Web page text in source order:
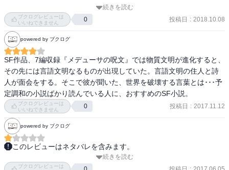
好きなのは「メデューサの呪文」かな。
物質文明を捨てた種族というはなしは良くあるけど、その先が言語
文明というのはなかなか面白い。
言語兵器というガジェットもいくらでも広げられそうで楽しい。
「呪法宇宙 カルシバの煉獄」というSFで、「感染」した敵の使う
「呪文」を聞くとその人間も感染してしまう話がありました。
宇宙中に広がってしまうかも知れない、という怖さがよく似てま
す。
「象られた力」も通じるところがありますね。
あと「食前絶後」の言葉とか。
説教くさい、と解説でも言われているのはいつも通り。
説教というよりは愚痴っぽい。
このへんはやっぱりちょっと好きになれない山本弘っぽさです。
主人公たちのおっさんくさい性格も今ひとつ好きになれないし、
デューサの呪文」など、相互理解や時空を超えた不変のもの、揺る
ぎない感情についての短編集。タイムスリップあり、宇宙船ありと
ガジェット類も魅力的で、登場する異星人がどこか怪獣ぽいのも山
本作品ならではかな、と思います。
続きを読む
ブクログレビューは
いいねできません
0 投稿日 : 2018.10.08
powered by ブクログ
SF作品、7編収録『メデューサの呪文』では物質文明が進化すると、
その先には言語文明なるものが出現していた。言語文明の住人と詩
人が面会をする。そこで彼が聞いた、世界を破壊する言葉とは･･･予
定調和の小説ばかり読んでいる人に、おすすめのSF小説。
ブクログレビューは
いいねできません
0 投稿日 : 2017.11.12
powered by ブクログ
このレビューはネタバレを含みます。
「シュレディンガーのチョコパフェ」
続きを読む
ブクログレビューは